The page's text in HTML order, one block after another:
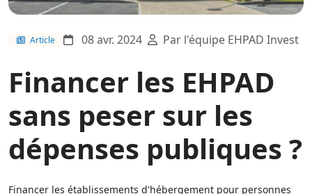
Article 08 avr. 2024 Par l'équipe EHPAD Invest
Financer les EHPAD
sans peser sur les
dépenses publiques ?
Financer les établissements d'hébergement pour personnes